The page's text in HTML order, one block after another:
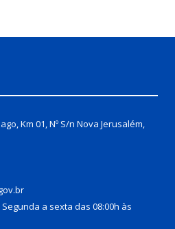
Km 01, Nº S/n Nova Jerusalém,
a sexta das 08:00h às